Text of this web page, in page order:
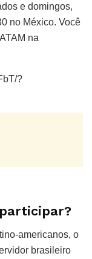
e domingos,
no México. Você
na
?
americanos, o
brasileiro